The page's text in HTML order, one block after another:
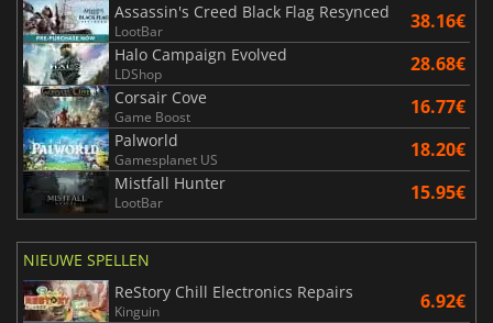
Assassin's Creed Black Flag Resynced
LootBar 38.16€
Halo Campaign Evolved
LDShop 28.68€
Corsair Cove
Game Boost 16.77€
Palworld
Gamesplanet US 18.20€
Mistfall Hunter
LootBar 15.95€
NIEUWE SPELLEN
ReStory Chill Electronics Repairs
Kinguin 6.92€